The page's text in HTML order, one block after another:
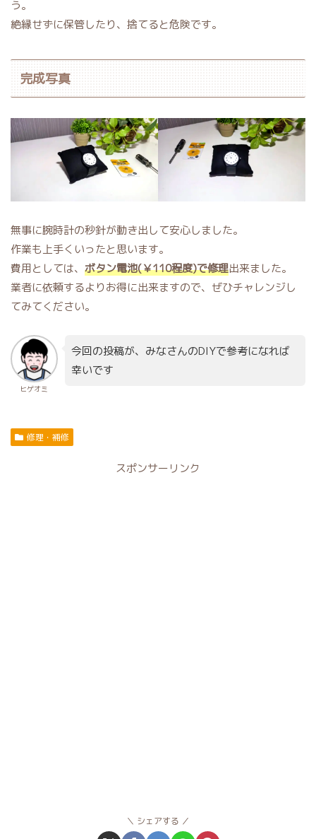
う。
絶縁せずに保管したり、捨てると危険です。
完成写真
無事に腕時計の秒針が動き出して安心しました。
作業も上手くいったと思います。
費用としては、 ボタン電池(￥110程度)で修理出来ました。
業者に依頼するよりお得に出来ますので、ぜひチャレンジし
てみてください。
ヒゲオミ
今回の投稿が、みなさんのDIYで参考になれば
幸いです
修理・補修
スポンサーリンク
シェアする